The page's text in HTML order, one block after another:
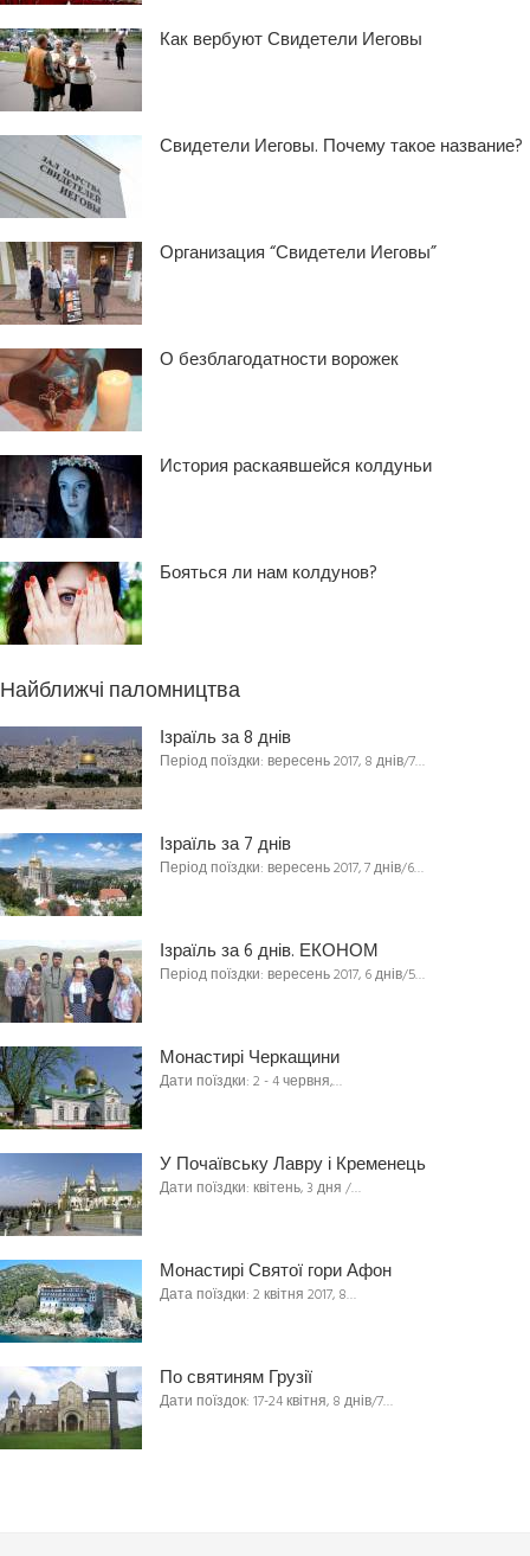
Как вербуют Свидетели Иеговы
Свидетели Иеговы. Почему такое название?
Организация “Свидетели Иеговы”
О безблагодатности ворожек
История раскаявшейся колдуньи
Бояться ли нам колдунов?
Найближчі паломництва
Ізраїль за 8 днів
Період поїздки: вересень 2017, 8 днів/7…
Ізраїль за 7 днів
Період поїздки: вересень 2017, 7 днів/6…
Ізраїль за 6 днів. ЕКОНОМ
Період поїздки: вересень 2017, 6 днів/5…
Монастирі Черкащини
Дати поїздки: 2 - 4 червня,…
У Почаївську Лавру і Кременець
Дати поїздки: квітень, 3 дня /…
Монастирі Святої гори Афон
Дата поїздки: 2 квітня 2017, 8…
По святиням Грузії
Дати поїздок: 17-24 квітня, 8 днів/7…